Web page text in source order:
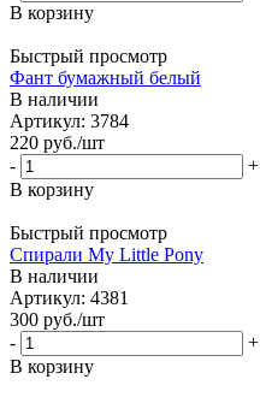
В корзину
Быстрый просмотр
Фант бумажный белый
В наличии
Артикул: 3784
220 руб./шт
-
+
В корзину
Быстрый просмотр
Спирали My Little Pony
В наличии
Артикул: 4381
300 руб./шт
-
+
В корзину